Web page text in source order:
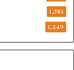
1,385
1,249